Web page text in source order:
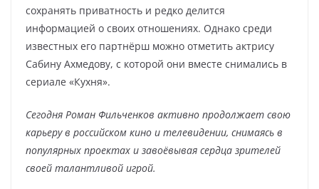
сохранять приватность и редко делится
информацией о своих отношениях. Однако среди
известных его партнёрш можно отметить актрису
Сабину Ахмедову, с которой они вместе снимались в
сериале «Кухня».
Сегодня Роман Фильченков активно продолжает свою
карьеру в российском кино и телевидении, снимаясь в
популярных проектах и завоёвывая сердца зрителей
своей талантливой игрой.